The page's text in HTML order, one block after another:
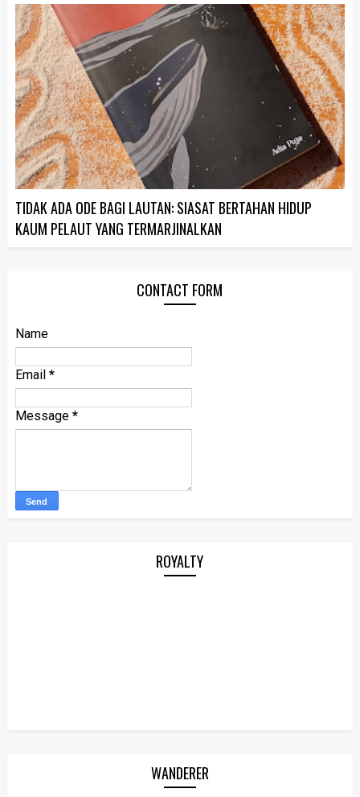
TIDAK ADA ODE BAGI LAUTAN: SIASAT BERTAHAN HIDUP
KAUM PELAUT YANG TERMARJINALKAN
CONTACT FORM
Name
Email *
Message *
ROYALTY
WANDERER